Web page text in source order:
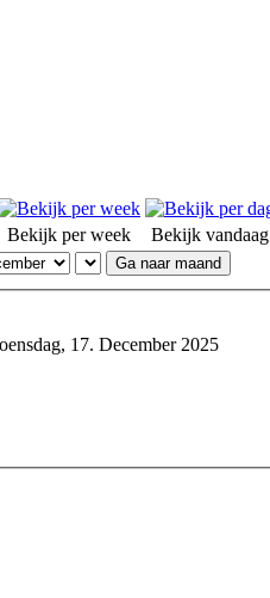
Bekijk per week Bekijk vandaag
Ga naar maand
17. December 2025